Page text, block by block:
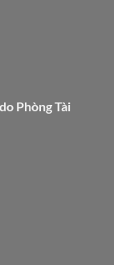
Phòng Tài